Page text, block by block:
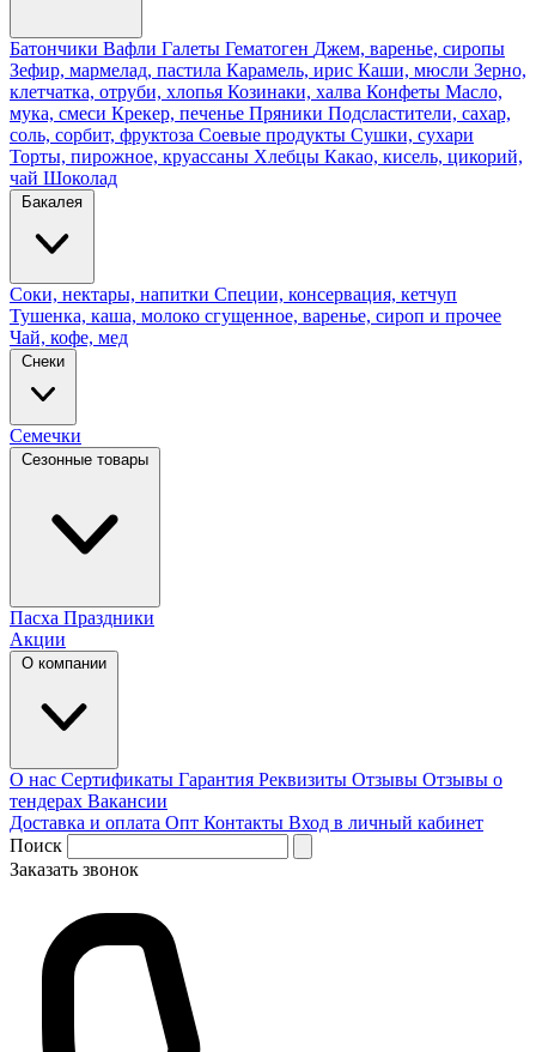
Батончики Вафли Галеты Гематоген Джем, варенье, сиропы
Зефир, мармелад, пастила Карамель, ирис Каши, мюсли Зерно,
клетчатка, отруби, хлопья Козинаки, халва Конфеты Масло,
мука, смеси Крекер, печенье Пряники Подсластители, сахар,
соль, сорбит, фруктоза Соевые продукты Сушки, сухари
Торты, пирожное, круассаны Хлебцы Какао, кисель, цикорий,
чай Шоколад
Бакалея
Соки, нектары, напитки Специи, консервация, кетчуп
Тушенка, каша, молоко сгущенное, варенье, сироп и прочее
Чай, кофе, мед
Снеки
Семечки
Сезонные товары
Пасха Праздники
Акции
О компании
О нас Сертификаты Гарантия Реквизиты Отзывы Отзывы о
тендерах Вакансии
Доставка и оплата Опт Контакты Вход в личный кабинет
Поиск
Заказать звонок